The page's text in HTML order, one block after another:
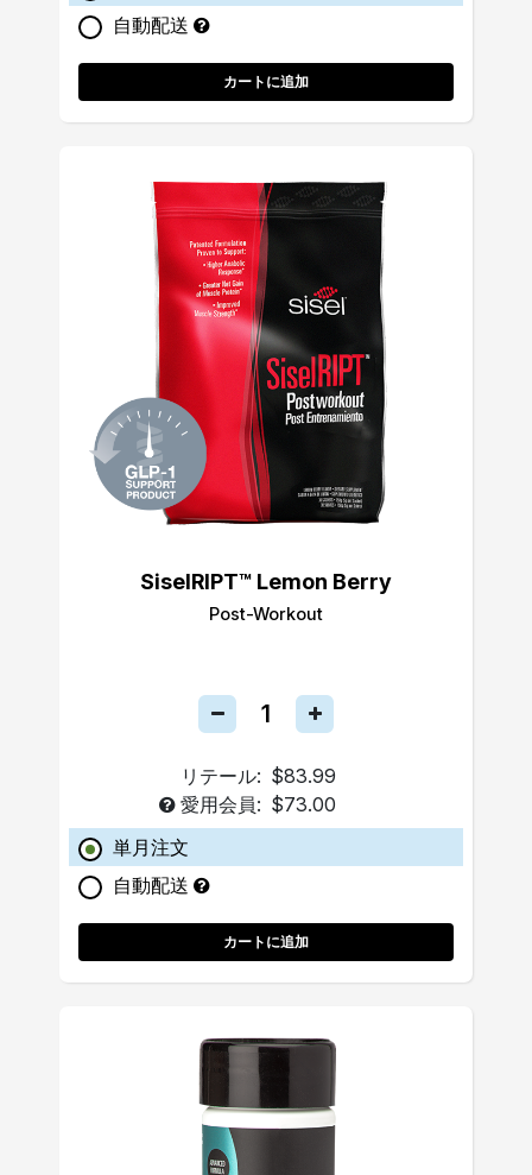
自動配送
カートに追加
SiselRIPT™ Lemon Berry
Post-Workout
リテール: $83.99
愛用会員: $73.00
単月注文
自動配送
カートに追加